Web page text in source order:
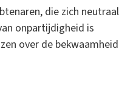
die zich neutraal
onpartijdigheid is
over de bekwaamheid